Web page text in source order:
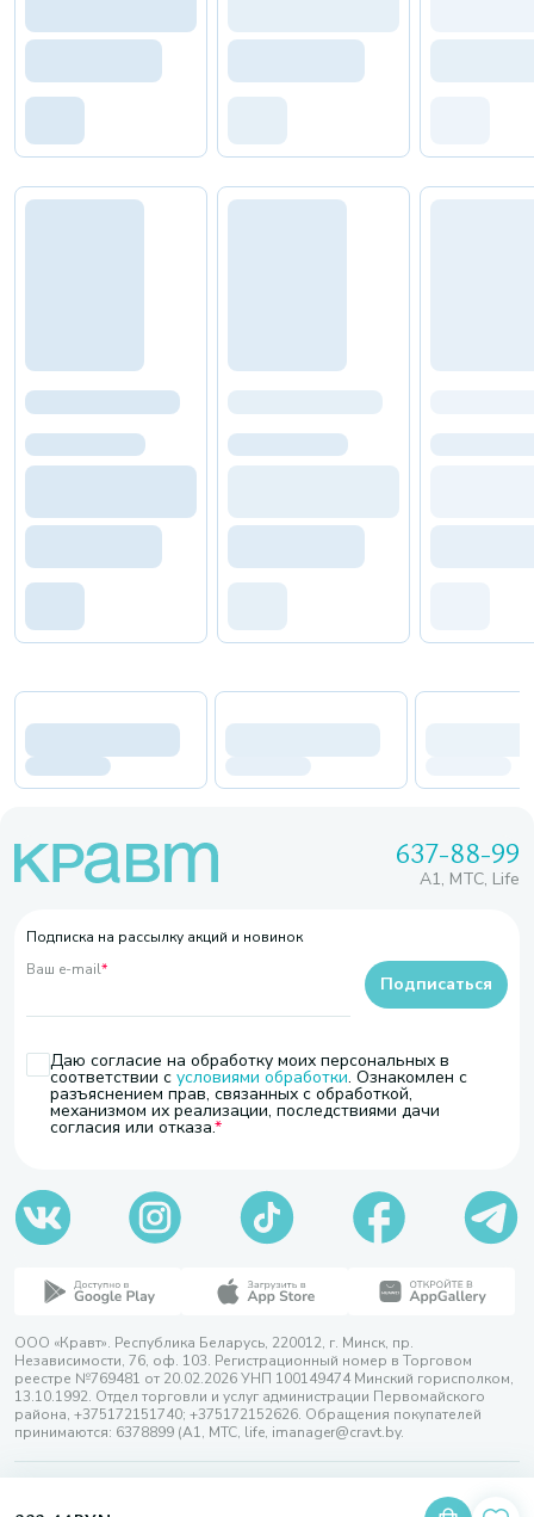
637-88-99
A1, МТС, Life
Подписка на рассылку акций и новинок
Ваш e-mail*
Даю согласие на обработку моих персональных в
соответствии с условиями обработки. Ознакомлен с
разъяснением прав, связанных с обработкой,
механизмом их реализации, последствиями дачи
согласия или отказа.
Подписаться
ООО «Кравт». Республика Беларусь, 220012, г. Минск, пр.
Независимости, 76, оф. 103. Регистрационный номер в Торговом
реестре №769481 от 20.02.2026 УНП 100149474 Минский горисполком,
13.10.1992. Отдел торговли и услуг администрации Первомайского
района, +375172151740; +375172152626. Обращения покупателей
принимаются: 6378899 (А1, МТС, life, imanager@cravt.by.